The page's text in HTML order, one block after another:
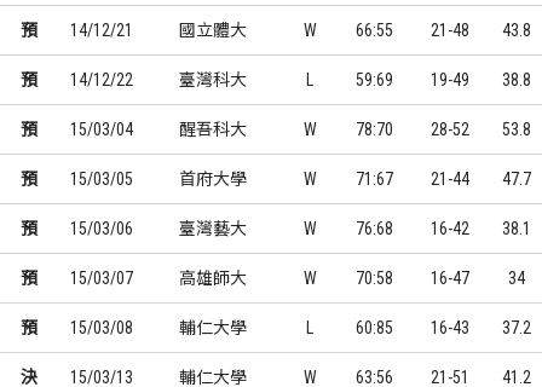
預 14/12/21 國立體大 W 66:55 21-48 43.8
預 14/12/22 臺灣科大 L 59:69 19-49 38.8
預 15/03/04 醒吾科大 W 78:70 28-52 53.8
預 15/03/05 首府大學 W 71:67 21-44 47.7
預 15/03/06 臺灣藝大 W 76:68 16-42 38.1
預 15/03/07 高雄師大 W 70:58 16-47 34
預 15/03/08 輔仁大學 L 60:85 16-43 37.2
決 15/03/13 輔仁大學 W 63:56 21-51 41.2